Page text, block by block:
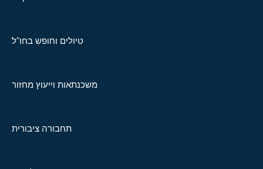
טיולים וחופש בחו"ל
משכנתאות וייעוץ מחזור
תחבורה ציבורית